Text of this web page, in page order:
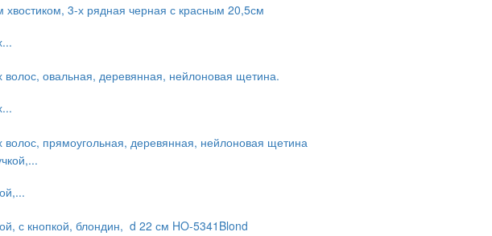
хвостиком, 3-х рядная черная с красным 20,5см
овальная, деревянная, нейлоновая щетина.
прямоугольная, деревянная, нейлоновая щетина
с кнопкой, блондин, d 22 см HO-5341Blond